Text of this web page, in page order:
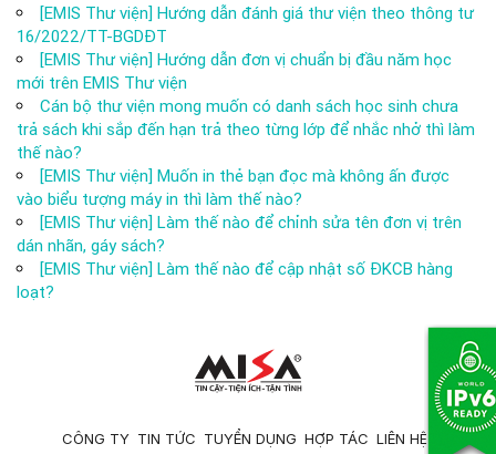
[EMIS Thư viện] Hướng dẫn đánh giá thư viện theo thông tư
16/2022/TT-BGDĐT
[EMIS Thư viện] Hướng dẫn đơn vị chuẩn bị đầu năm học
mới trên EMIS Thư viện
Cán bộ thư viện mong muốn có danh sách học sinh chưa
trả sách khi sắp đến hạn trả theo từng lớp để nhắc nhở thì làm
thế nào?
[EMIS Thư viện] Muốn in thẻ bạn đọc mà không ấn được
vào biểu tượng máy in thì làm thế nào?
[EMIS Thư viện] Làm thế nào để chỉnh sửa tên đơn vị trên
dán nhãn, gáy sách?
[EMIS Thư viện] Làm thế nào để cập nhật số ĐKCB hàng
loạt?
CÔNG TY TIN TỨC TUYỂN DỤNG HỢP TÁC LIÊN HỆ